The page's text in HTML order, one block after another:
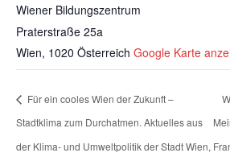
Wiener Bildungszentrum
Praterstraße 25a
Wien, 1020 Österreich Google Karte
Für ein cooles Wien der Zukunft –
Stadtklima zum Durchatmen. Aktuelles aus
der Klima- und Umweltpolitik der Stadt Wien,